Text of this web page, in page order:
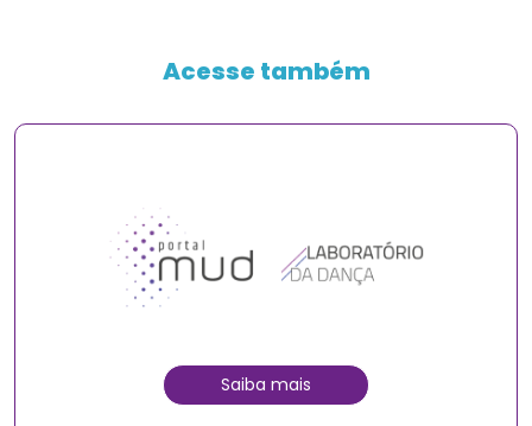
Acesse também
Saiba mais